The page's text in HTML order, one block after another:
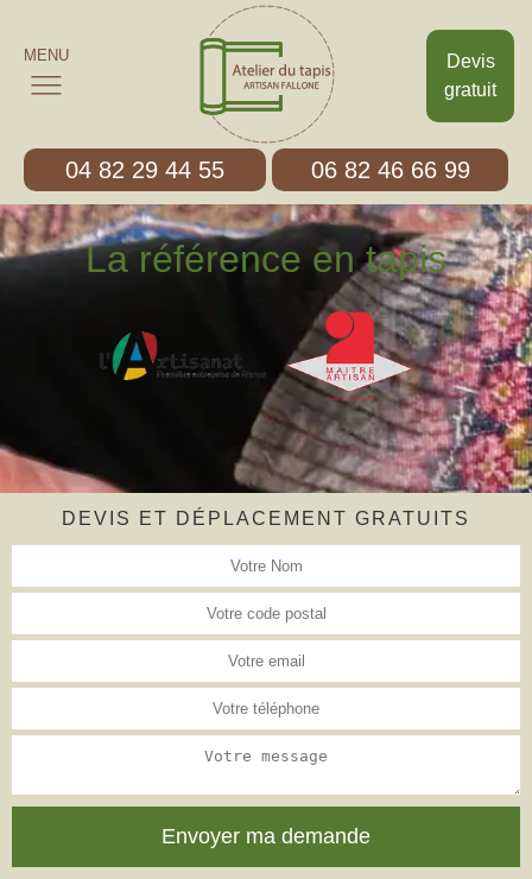
Devis
gratuit
MENU
04 82 29 44 55 06 82 46 66 99
La référence en tapis
DEVIS ET DÉPLACEMENT GRATUITS